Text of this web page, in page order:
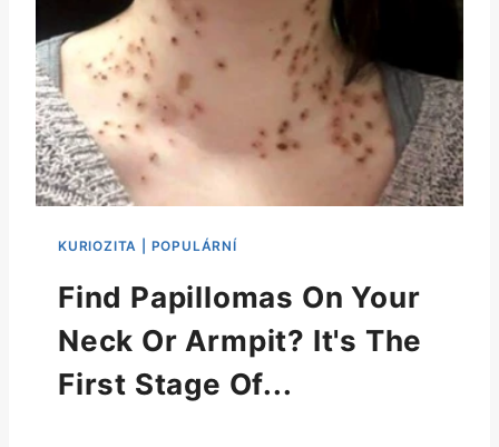
Find Papillomas On Your
Neck Or Armpit? It's The
First Stage Of...